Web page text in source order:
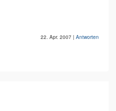
22. Apr. 2007 | Antworten